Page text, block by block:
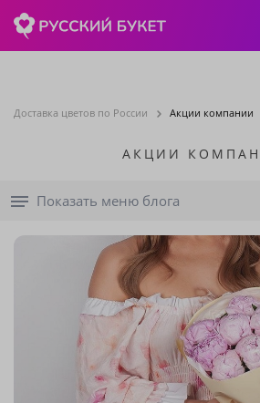
Доставка цветов по России Акции компании
АКЦИИ
Показать меню блога